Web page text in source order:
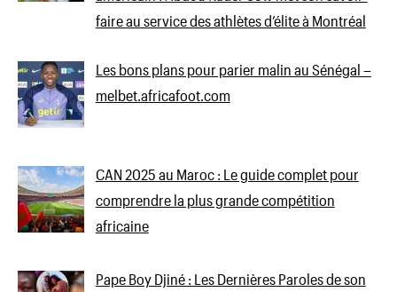
faire au service des athlètes d’élite à Montréal
Les bons plans pour parier malin au Sénégal –
melbet.africafoot.com
CAN 2025 au Maroc : Le guide complet pour
comprendre la plus grande compétition
africaine
Pape Boy Djiné : Les Dernières Paroles de son